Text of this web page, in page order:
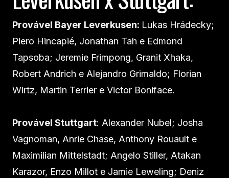
Provável Bayer Leverkusen: Lukas Hrádecky;
Piero Hincapié, Jonathan Tah e Edmond
Tapsoba; Jeremie Frimpong, Granit Xhaka,
Robert Andrich e Alejandro Grimaldo; Florian
Wirtz, Martin Terrier e Victor Boniface.
Provável Stuttgart: Alexander Nubel; Josha
Vagnoman, Anrie Chase, Anthony Rouault e
Maximilian Mittelstadt; Angelo Stiller, Atakan
Karazor, Enzo Millot e Jamie Leweling; Deniz